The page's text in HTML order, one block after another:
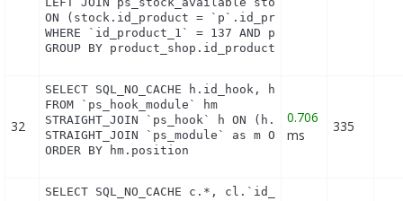
ON (stock.id_product = `p`.id_product AND
WHERE `id_product_1` = 137 AND
GROUP BY product_shop.id_product
32
SELECT SQL_NO_CACHE h.id_hook, h.name as
FROM `ps_hook_module` hm
STRAIGHT_JOIN `ps_hook` h ON (h.id_hook =
STRAIGHT_JOIN `ps_module` as m ON (m.id_module =
ORDER BY hm.position
0.706
ms
335
SELECT SQL_NO_CACHE c.*, cl.`id_lang`,